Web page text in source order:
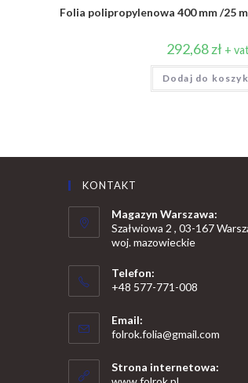
Folia polipropylenowa 400 mm /25
292,68zł +
Dodaj do
KONTAKT
Magazyn Warszawa:
Szałwiowa 2 , 03-167
woj. mazowieckie
Telefon:
+48 577-771-008
in
your
application
Email:
folrok.folia@gmail.com
Strona internetowa: